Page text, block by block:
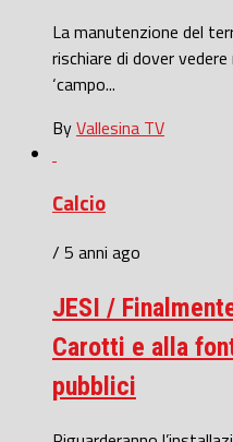
La manutenzione del
rischiare di dover
‘campo...
ByVallesina TV
Calcio
/ 5 anni ago
JESI /
Carotti e alla
pubblici